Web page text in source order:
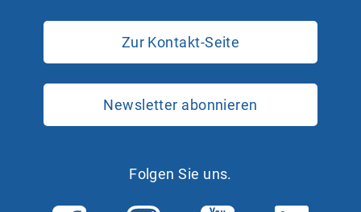
Zur Kontakt-Seite
Newsletter abonnieren
Folgen Sie uns.